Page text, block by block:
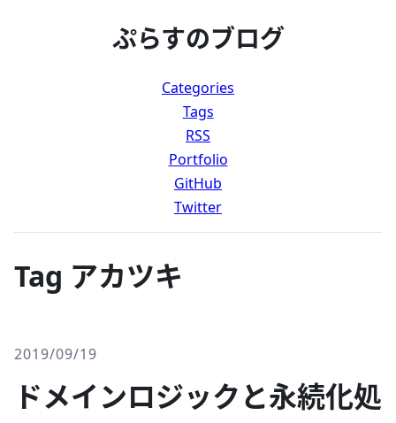
ぷらすのブログ
Categories
Tags
RSS
Portfolio
GitHub
Twitter
Tag アカツキ
2019/09/19
ドメインロジックと永続化処